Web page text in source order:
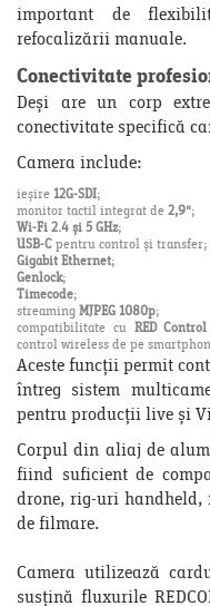
important de
refocalizării manuale.
Conectivitate
Deși are un corp
conectivitate specifică
Camera include:
ieșire12G-SDI;
monitor tactil integrat de2,9";
Wi-Fi 2.4 și 5 GHz;
USB-Cpentru control și transfer;
Gigabit Ethernet;
Genlock;
Timecode;
streamingMJPEG 1080p;
compatibilitate cu RED Control
control wireless de pe
Aceste funcții permit
întreg sistem
pentru producții live și
Corpul din aliaj de
fiind suficient de
drone, rig-uri
de filmare.
Camera utilizează
susțină fluxurile